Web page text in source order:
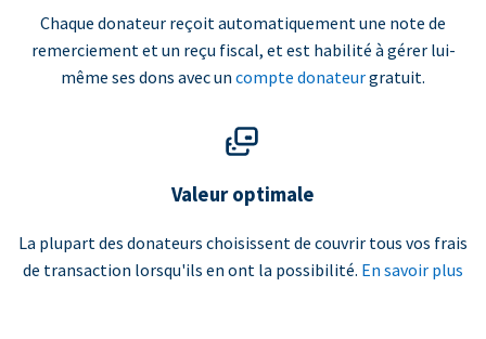
Chaque donateur reçoit automatiquement une note de
remerciement et un reçu fiscal, et est habilité à gérer lui-
même ses dons avec un compte donateurgratuit.
Valeur optimale
La plupart des donateurs choisissent de couvrir tous vos frais
de transaction lorsqu'ils en ont la possibilité. En savoir plus